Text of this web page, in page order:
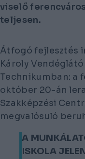
viselő
teljesen.
Átfogó fejlesztés
Károly
Technikumban: a
október 20-án
Szakképzési
megvalósuló
A
ISKOLA